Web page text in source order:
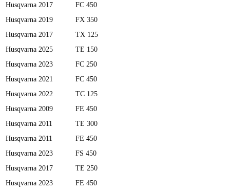
Husqvarna 2017
FC 450
Husqvarna 2019
FX 350
Husqvarna 2017
TX 125
Husqvarna 2025
TE 150
Husqvarna 2023
FC 250
Husqvarna 2021
FC 450
Husqvarna 2022
TC 125
Husqvarna 2009
FE 450
Husqvarna 2011
TE 300
Husqvarna 2011
FE 450
Husqvarna 2023
FS 450
Husqvarna 2017
TE 250
Husqvarna 2023
FE 450